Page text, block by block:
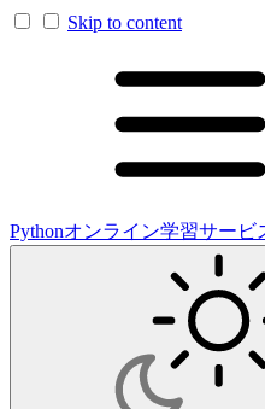
Skip to content
Pythonオンライン学習サー